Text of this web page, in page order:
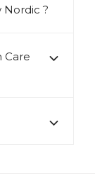
Nordic ?
Care